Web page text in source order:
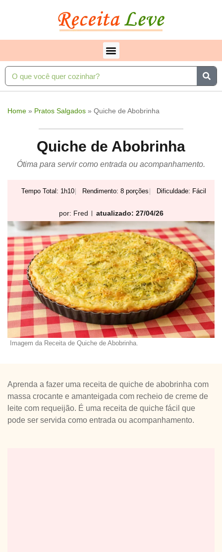
Home » Pratos Salgados » Quiche de Abobrinha
Quiche de Abobrinha
Ótima para servir como entrada ou acompanhamento.
Tempo Total: 1h10 Rendimento: 8 porções Dificuldade: Fácil
por: Fred atualizado: 27/04/26
Imagem da Receita de Quiche de Abobrinha.
Aprenda a fazer uma receita de quiche de abobrinha com
massa crocante e amanteigada com recheio de creme de
leite com requeijão. É uma receita de quiche fácil que
pode ser servida como entrada ou acompanhamento.